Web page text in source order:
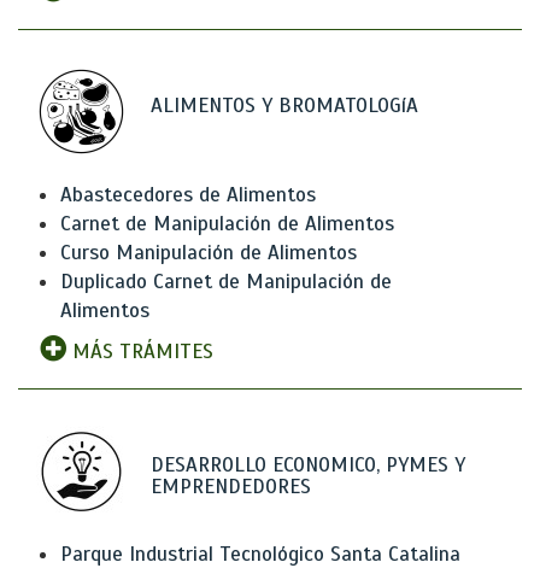
ALIMENTOS Y BROMATOLOGíA
Abastecedores de Alimentos
Carnet de Manipulación de Alimentos
Curso Manipulación de Alimentos
Duplicado Carnet de Manipulación de
Alimentos
MÁS TRÁMITES
DESARROLLO ECONOMICO, PYMES Y
EMPRENDEDORES
Parque Industrial Tecnológico Santa Catalina